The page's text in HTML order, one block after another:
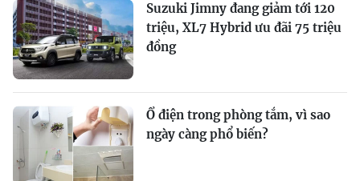
Suzuki Jimny đang giảm tới 120
triệu, XL7 Hybrid ưu đãi 75 triệu
đồng
Ổ điện trong phòng tắm, vì sao
ngày càng phổ biến?